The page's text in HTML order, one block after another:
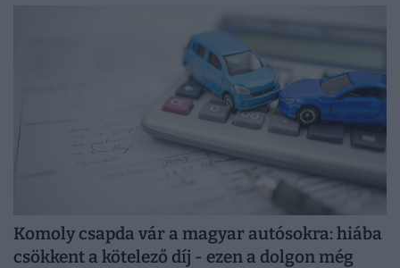
Komoly csapda vár a magyar autósokra: hiába
csökkent a kötelező díj - ezen a dolgon még